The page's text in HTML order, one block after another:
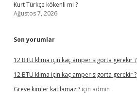
Kurt Türkçe kökenli mi ?
Ağustos 7, 2026
Son yorumlar
12 BTU klima için kaç amper sigorta gerekir ?
12 BTU klima için kaç amper sigorta gerekir ?
Greve kimler katılamaz ? için admin